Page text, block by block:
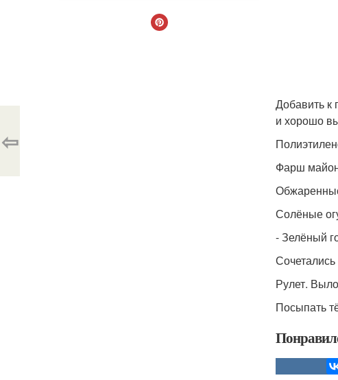
Добавить к
и хорошо
Фарш
Солёные
- Зелёный
Рулет.
Посыпать
⇦